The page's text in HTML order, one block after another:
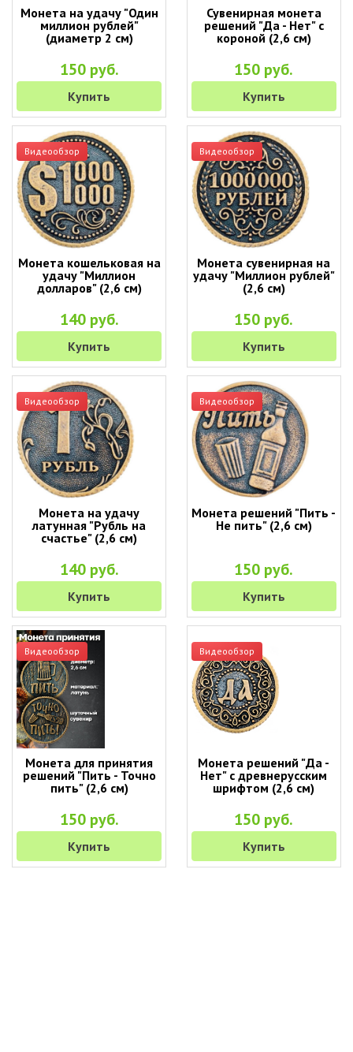
Монета на удачу "Один
миллион рублей"
(диаметр 2 см)
150 руб.
Купить
Сувенирная монета
решений "Да - Нет" с
короной (2,6 см)
150 руб.
Купить
Видеообзор
Монета кошельковая на
удачу "Миллион
долларов" (2,6 см)
140 руб.
Купить
Видеообзор
Монета сувенирная на
удачу "Миллион рублей"
(2,6 см)
150 руб.
Купить
Видеообзор
Монета на удачу
латунная "Рубль на
счастье" (2,6 см)
140 руб.
Купить
Видеообзор
Монета решений "Пить -
Не пить" (2,6 см)
150 руб.
Купить
Видеообзор
Монета для принятия
решений "Пить - Точно
пить" (2,6 см)
150 руб.
Купить
Видеообзор
Монета решений "Да -
Нет" с древнерусским
шрифтом (2,6 см)
150 руб.
Купить